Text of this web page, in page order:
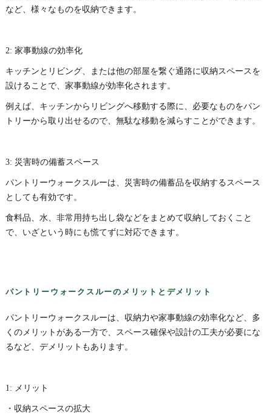
など、様々なものを収納できます。
2: 家事動線の効率化
キッチンとリビング、または他の部屋を繋ぐ通路に収納スペースを
設けることで、家事動線が効率化されます。
例えば、キッチンからリビングへ移動する際に、必要なものをパン
トリーから取り出せるので、無駄な移動を減らすことができます。
3: 災害時の備蓄スペース
パントリーウォークスルーは、災害時の備蓄品を収納するスペース
としても有効です。
食料品、水、非常用持ち出し袋などをまとめて収納しておくこと
で、いざという時にも慌てずに対応できます。
パントリーウォークスルーのメリットとデメリット
パントリーウォークスルーは、収納力や家事動線の効率化など、多
くのメリットがある一方で、スペース確保や設計の工夫が必要にな
るなど、デメリットもあります。
1: メリット
・収納スペースの拡大